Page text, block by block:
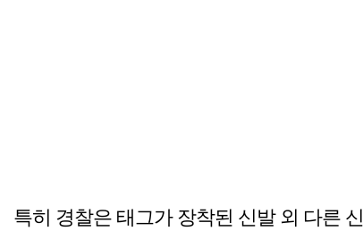
특히 경찰은 태그가 장착된 신발 외 다른